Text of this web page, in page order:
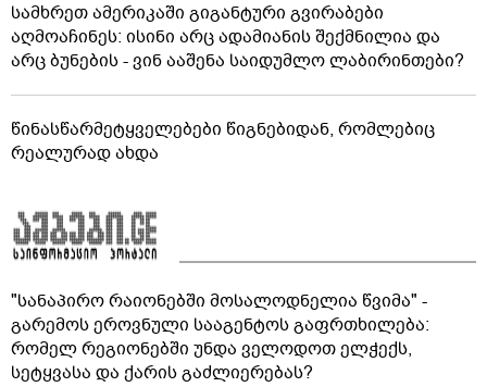
სამხრეთ ამერიკაში გიგანტური გვირაბები
აღმოაჩინეს: ისინი არც ადამიანის შექმნილია და
არც ბუნების - ვინ ააშენა საიდუმლო ლაბირინთები?
წინასწარმეტყველებები წიგნებიდან, რომლებიც
რეალურად ახდა
"სანაპირო რაიონებში მოსალოდნელია წვიმა" -
გარემოს ეროვნული სააგენტოს გაფრთხილება:
რომელ რეგიონებში უნდა ველოდოთ ელჭექს,
სეტყვასა და ქარის გაძლიერებას?